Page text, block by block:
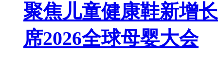
聚焦儿童健康鞋新增
席2026全球母婴大会